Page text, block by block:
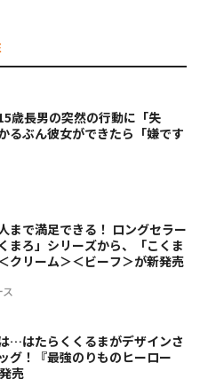
歳長男の突然の行動に「失
るぶん彼女ができたら「嫌です
まで満足できる！ ロングセラー
まろ」シリーズから、「こくま
クリーム＞＜ビーフ＞が新発売
…はたらくくるまがデザインさ
グ！『最強のりものヒーロー
売